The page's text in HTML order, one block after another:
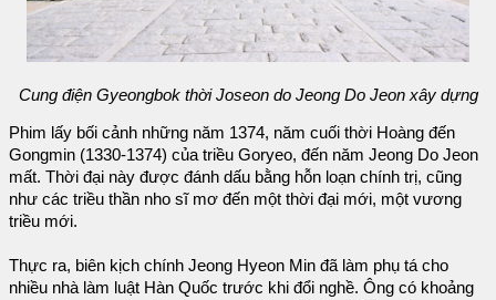
Cung điện Gyeongbok thời Joseon do Jeong Do Jeon xây dựng
Phim lấy bối cảnh những năm 1374, năm cuối thời Hoàng đến
Gongmin (1330-1374) của triều Goryeo, đến năm Jeong Do Jeon
mất. Thời đại này được đánh dấu bằng hỗn loạn chính trị, cũng
như các triều thần nho sĩ mơ đến một thời đại mới, một vương
triều mới.
Thực ra, biên kịch chính Jeong Hyeon Min đã làm phụ tá cho
nhiều nhà làm luật Hàn Quốc trước khi đổi nghề. Ông có khoảng